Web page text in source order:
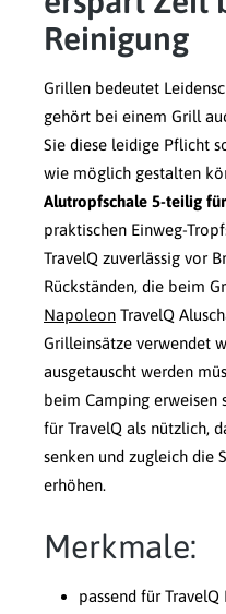
Reinigung
Grillen bedeutet
gehört bei einem Grill
Sie diese leidige Pflicht
wie möglich gestalten
Alutropfschale 5-teilig
praktischen Einweg-
TravelQ zuverlässig vor
Rückständen, die beim
Napoleon TravelQ
Grilleinsätze verwendet
ausgetauscht werden
beim Camping erweisen
für TravelQ als nützlich,
senken und zugleich die
erhöhen.
Merkmale:
passend für TravelQ